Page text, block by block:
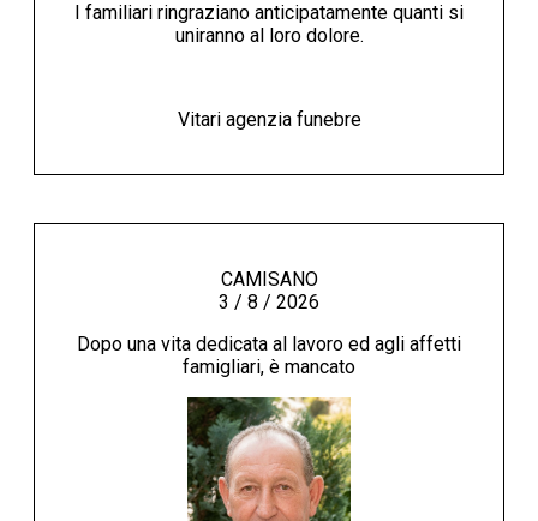
I familiari ringraziano anticipatamente quanti si
uniranno al loro dolore.
Vitari agenzia funebre
CAMISANO
3 / 8 / 2026
Dopo una vita dedicata al lavoro ed agli affetti
famigliari, è mancato